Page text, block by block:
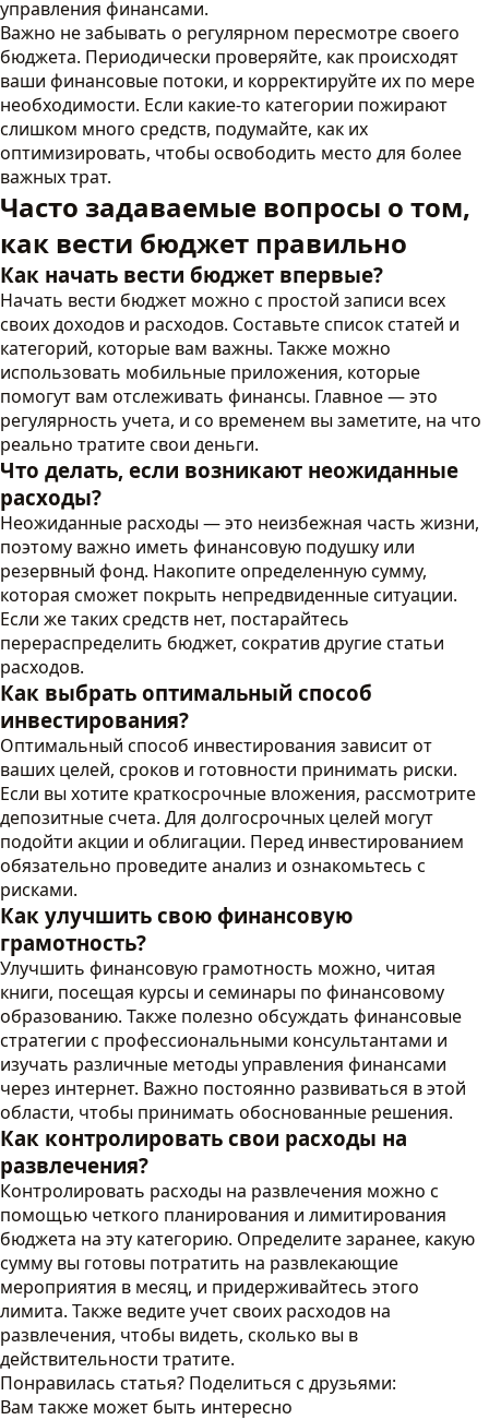
управления финансами.
Важно не забывать о регулярном пересмотре своего
бюджета. Периодически проверяйте, как происходят
ваши финансовые потоки, и корректируйте их по мере
необходимости. Если какие-то категории пожирают
слишком много средств, подумайте, как их
оптимизировать, чтобы освободить место для более
важных трат.
Часто задаваемые вопросы о том,
как вести бюджет правильно
Как начать вести бюджет впервые?
Начать вести бюджет можно с простой записи всех
своих доходов и расходов. Составьте список статей и
категорий, которые вам важны. Также можно
использовать мобильные приложения, которые
помогут вам отслеживать финансы. Главное — это
регулярность учета, и со временем вы заметите, на что
реально тратите свои деньги.
Что делать, если возникают неожиданные
расходы?
Неожиданные расходы — это неизбежная часть жизни,
поэтому важно иметь финансовую подушку или
резервный фонд. Накопите определенную сумму,
которая сможет покрыть непредвиденные ситуации.
Если же таких средств нет, постарайтесь
перераспределить бюджет, сократив другие статьи
расходов.
Как выбрать оптимальный способ
инвестирования?
Оптимальный способ инвестирования зависит от
ваших целей, сроков и готовности принимать риски.
Если вы хотите краткосрочные вложения, рассмотрите
депозитные счета. Для долгосрочных целей могут
подойти акции и облигации. Перед инвестированием
обязательно проведите анализ и ознакомьтесь с
рисками.
Как улучшить свою финансовую
грамотность?
Улучшить финансовую грамотность можно, читая
книги, посещая курсы и семинары по финансовому
образованию. Также полезно обсуждать финансовые
стратегии с профессиональными консультантами и
изучать различные методы управления финансами
через интернет. Важно постоянно развиваться в этой
области, чтобы принимать обоснованные решения.
Как контролировать свои расходы на
развлечения?
Контролировать расходы на развлечения можно с
помощью четкого планирования и лимитирования
бюджета на эту категорию. Определите заранее, какую
сумму вы готовы потратить на развлекающие
мероприятия в месяц, и придерживайтесь этого
лимита. Также ведите учет своих расходов на
развлечения, чтобы видеть, сколько вы в
действительности тратите.
Понравилась статья? Поделиться с друзьями:
Вам также может быть интересно